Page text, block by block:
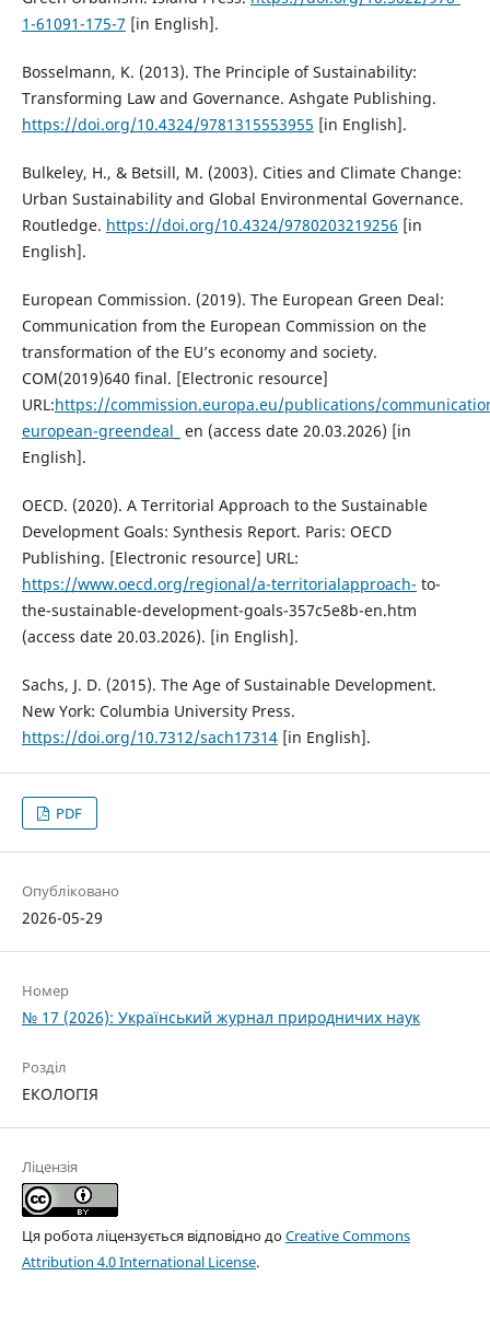
1-61091-175-7 [in English].
Bosselmann, K. (2013). The Principle of Sustainability:
Transforming Law and Governance. Ashgate Publishing.
https://doi.org/10.4324/9781315553955 [in English].
Bulkeley, H., & Betsill, M. (2003). Cities and Climate Change:
Urban Sustainability and Global Environmental Governance.
Routledge. https://doi.org/10.4324/9780203219256 [in
English].
European Commission. (2019). The European Green Deal:
Communication from the European Commission on the
transformation of the EU’s economy and society.
COM(2019)640 final. [Electronic resource]
URL:https://commission.europa.eu/publications/
european-greendeal_ en (access date 20.03.2026) [in
English].
OECD. (2020). A Territorial Approach to the Sustainable
Development Goals: Synthesis Report. Paris: OECD
Publishing. [Electronic resource] URL:
https://www.oecd.org/regional/a-territorialapproach- to-
the-sustainable-development-goals-357c5e8b-en.htm
(access date 20.03.2026). [in English].
Sachs, J. D. (2015). The Age of Sustainable Development.
New York: Columbia University Press.
https://doi.org/10.7312/sach17314[in English].
PDF
Опубліковано
2026-05-29
Номер
№ 17 (2026): Український журнал природничих наук
Розділ
ЕКОЛОГІЯ
Ліцензія
Ця робота ліцензується відповідно доCreative Commons
Attribution 4.0 International License.